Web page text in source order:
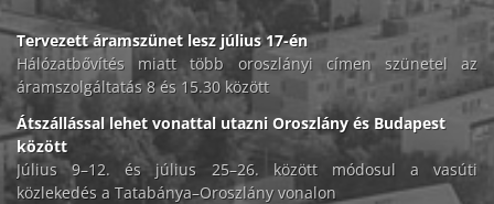
Tervezett áramszünet lesz július 17-én
Hálózatbővítés miatt több oroszlányi címen szünetel az
áramszolgáltatás 8 és 15.30 között
Átszállással lehet vonattal utazni Oroszlány és Budapest
között
Július 9–12. és július 25–26. között módosul a vasúti
közlekedés a Tatabánya–Oroszlány vonalon